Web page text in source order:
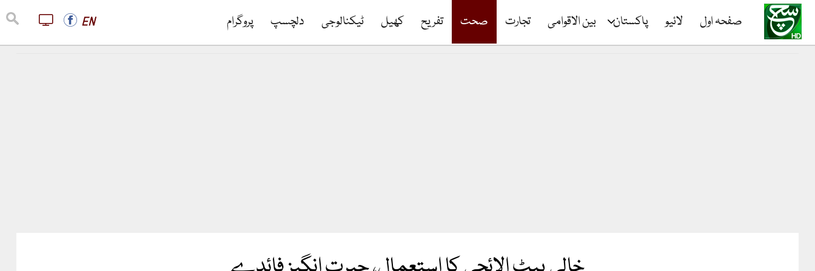
صفحہ اول لائیو پاکستان بین الاقوامی تجارت صحت تفریح کھیل ٹیکنالوجی دلچسپ پروگرام EN